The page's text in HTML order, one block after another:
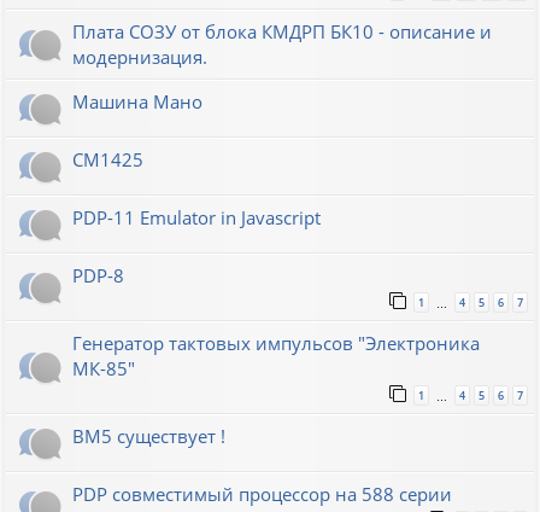
Плата СОЗУ от блока КМДРП БК10 - описание и
модернизация.
Машина Мано
СМ1425
PDP-11 Emulator in Javascript
PDP-8
1 4 5 6 7
Генератор тактовых импульсов "Электроника
МК-85"
1 4 5 6 7
ВМ5 существует !
PDP совместимый процессор на 588 серии